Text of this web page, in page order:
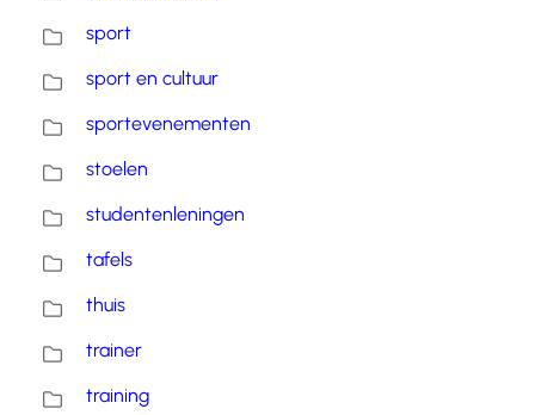
sport
sport en cultuur
sportevenementen
stoelen
studentenleningen
tafels
thuis
trainer
training